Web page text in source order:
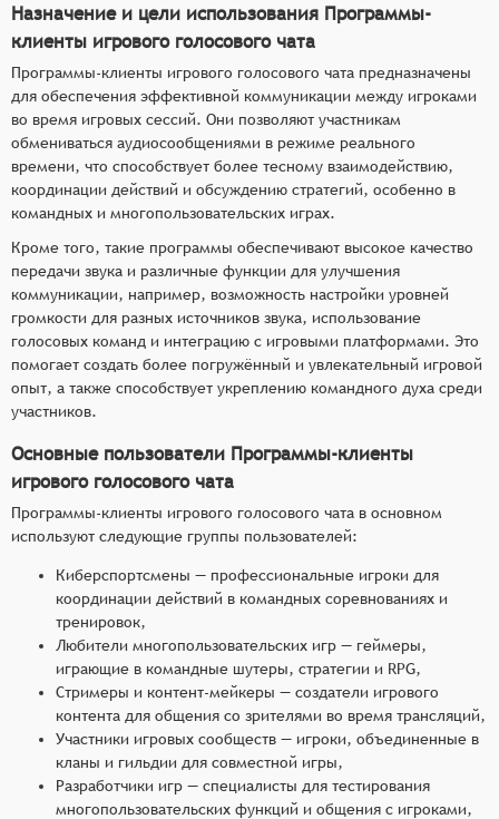
Назначение и цели использования Программы-
клиенты игрового голосового чата
Программы-клиенты игрового голосового чата предназначены
для обеспечения эффективной коммуникации между игроками
во время игровых сессий. Они позволяют участникам
обмениваться аудиосообщениями в режиме реального
времени, что способствует более тесному взаимодействию,
координации действий и обсуждению стратегий, особенно в
командных и многопользовательских играх.
Кроме того, такие программы обеспечивают высокое качество
передачи звука и различные функции для улучшения
коммуникации, например, возможность настройки уровней
громкости для разных источников звука, использование
голосовых команд и интеграцию с игровыми платформами. Это
помогает создать более погружённый и увлекательный игровой
опыт, а также способствует укреплению командного духа среди
участников.
Основные пользователи Программы-клиенты
игрового голосового чата
Программы-клиенты игрового голосового чата в основном
используют следующие группы пользователей:
Киберспортсмены — профессиональные игроки для
координации действий в командных соревнованиях и
тренировок,
Любители многопользовательских игр — геймеры,
играющие в командные шутеры, стратегии и RPG,
Стримеры и контент-мейкеры — создатели игрового
контента для общения со зрителями во время трансляций,
Участники игровых сообществ — игроки, объединенные в
кланы и гильдии для совместной игры,
Разработчики игр — специалисты для тестирования
многопользовательских функций и общения с игроками,